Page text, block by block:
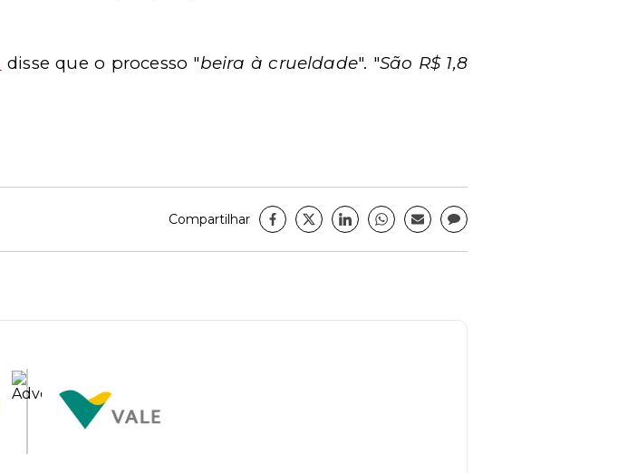
disse que o processo "beira à crueldade". "São R$ 1,8
Compartilhar